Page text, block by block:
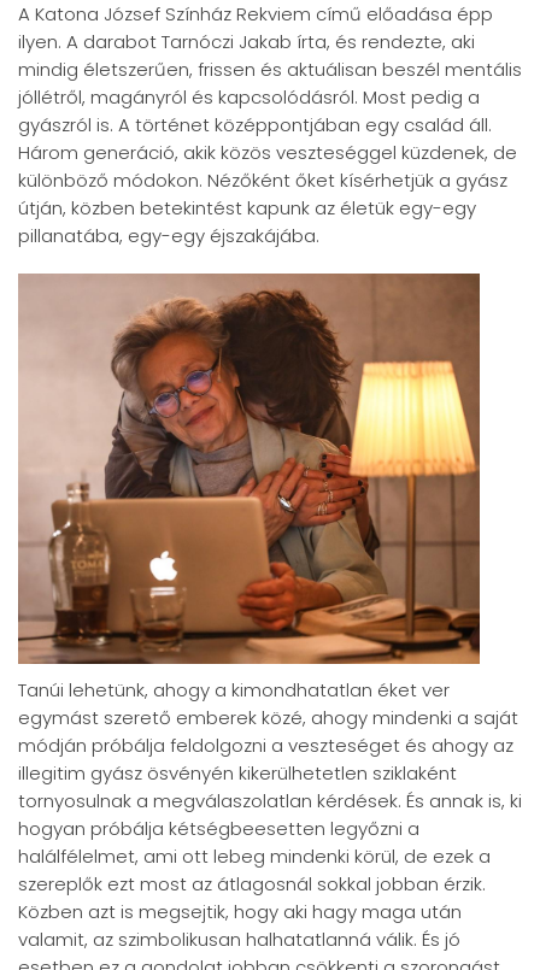
A Katona József Színház Rekviem című előadása épp
ilyen. A darabot Tarnóczi Jakab írta, és rendezte, aki
mindig életszerűen, frissen és aktuálisan beszél mentális
jóllétről, magányról és kapcsolódásról. Most pedig a
gyászról is. A történet középpontjában egy család áll.
Három generáció, akik közös veszteséggel küzdenek, de
különböző módokon. Nézőként őket kísérhetjük a gyász
útján, közben betekintést kapunk az életük egy-egy
pillanatába, egy-egy éjszakájába.
Tanúi lehetünk, ahogy a kimondhatatlan éket ver
egymást szerető emberek közé, ahogy mindenki a saját
módján próbálja feldolgozni a veszteséget és ahogy az
illegitim gyász ösvényén kikerülhetetlen sziklaként
tornyosulnak a megválaszolatlan kérdések. És annak is, ki
hogyan próbálja kétségbeesetten legyőzni a
halálfélelmet, ami ott lebeg mindenki körül, de ezek a
szereplők ezt most az átlagosnál sokkal jobban érzik.
Közben azt is megsejtik, hogy aki hagy maga után
valamit, az szimbolikusan halhatatlanná válik. És jó